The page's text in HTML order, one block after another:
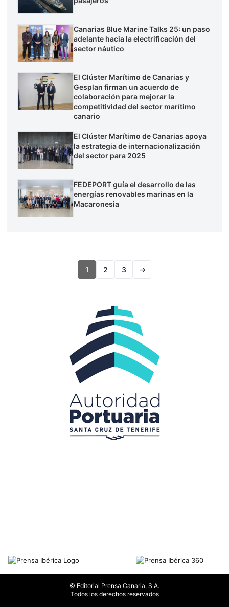
Canarias Blue Marine Talks 25: un paso
adelante hacia la electrificación del
sector náutico
El Clúster Marítimo de Canarias y
Gesplan firman un acuerdo de
colaboración para mejorar la
competitividad del sector marítimo
canario
El Clúster Marítimo de Canarias apoya
la estrategia de internacionalización
del sector para 2025
FEDEPORT guía el desarrollo de las
energías renovables marinas en la
Macaronesia
1 2 3 →
© Editorial Prensa Canaria, S.A.
Todos los derechos reservados